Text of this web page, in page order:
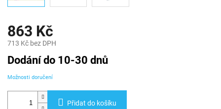
863 Kč
713 Kč bez DPH
Měrná
cena:
Dodání do 10-30 dnů
Možnosti doručení
Přidat do košíku